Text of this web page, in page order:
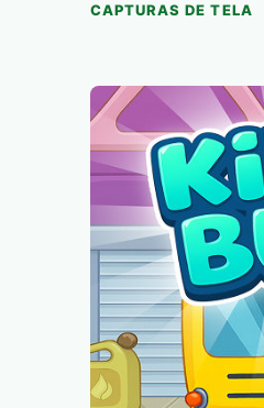
CAPTURAS DE TELA